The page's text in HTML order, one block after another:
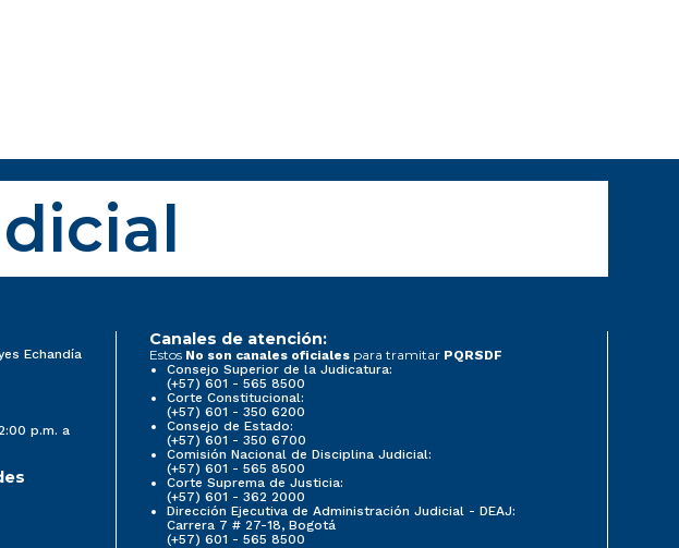
Echandía
p.m. a
Canales de atención:
Estos No son canales oficiales para tramitar PQRSDF
Consejo Superior de la Judicatura:
(+57) 601 - 565 8500
Corte Constitucional:
(+57) 601 - 350 6200
Consejo de Estado:
(+57) 601 - 350 6700
Comisión Nacional de Disciplina Judicial:
(+57) 601 - 565 8500
Corte Suprema de Justicia:
(+57) 601 - 362 2000
Dirección Ejecutiva de Administración Judicial - DEAJ:
Carrera 7 # 27-18, Bogotá
(+57) 601 - 565 8500